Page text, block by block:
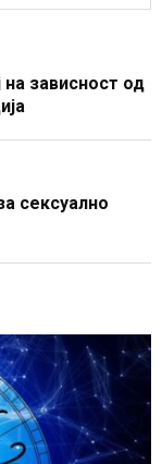
на зависност од
сексуално